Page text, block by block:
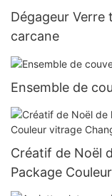
Dégageur
carcane
Ensemble de
Créatif de Noël
Package